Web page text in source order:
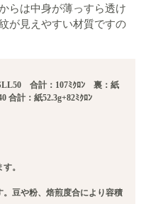
らは中身が薄っすら透け
が見えやすい材質ですの
合計：107ﾐｸﾛﾝ 裏：紙
合計：紙52.3g+82ﾐｸﾛﾝ
。
。豆や粉、焙煎度合により容積